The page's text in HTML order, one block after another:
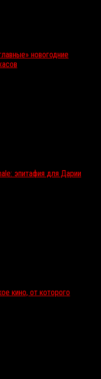
новогодние
эпитафия для Дарии
кино, от которого